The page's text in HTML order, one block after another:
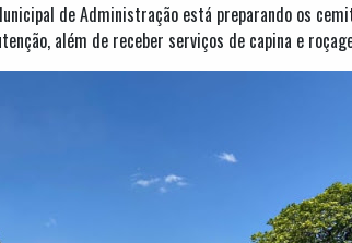
de Administração está preparando os
além de receber serviços de capina e